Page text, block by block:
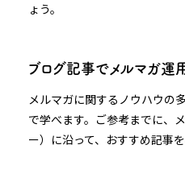
ょう。
ブログ記事でメルマガ運
メルマガに関するノウハウの
で学べます。ご参考までに、
ー）に沿って、おすすめ記事を